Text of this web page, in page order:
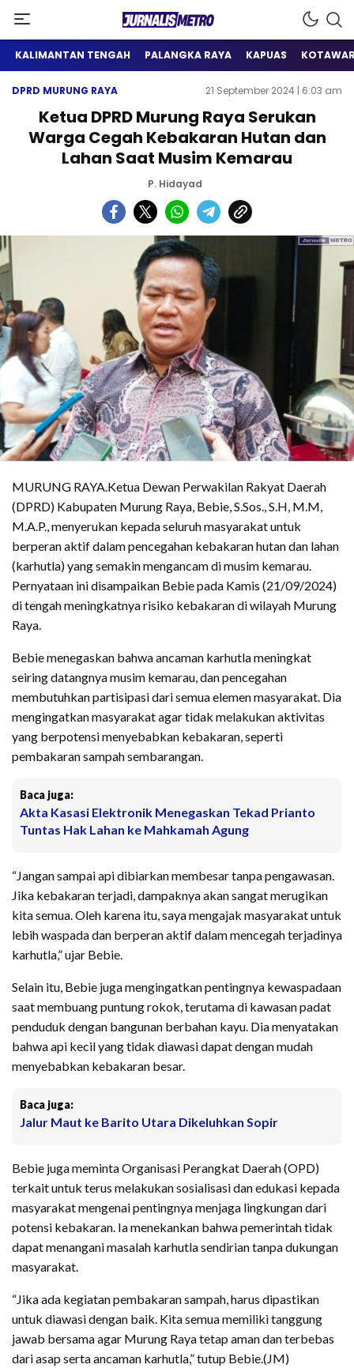
Jurnalis Metro
Satu Wadah Informasi
KALIMANTAN TENGAH PALANGKA RAYA KAPUAS
DPRD MURUNG RAYA 21 September 2024 | 6:03 am
Ketua DPRD Murung Raya Serukan
Warga Cegah Kebakaran Hutan dan
Lahan Saat Musim Kemarau
P. Hidayad
MURUNG RAYA.Ketua Dewan Perwakilan Rakyat Daerah
(DPRD) Kabupaten Murung Raya, Bebie, S.Sos., S.H, M.M,
M.A.P., menyerukan kepada seluruh masyarakat untuk
berperan aktif dalam pencegahan kebakaran hutan dan lahan
(karhutla) yang semakin mengancam di musim kemarau.
Pernyataan ini disampaikan Bebie pada Kamis (21/09/2024)
di tengah meningkatnya risiko kebakaran di wilayah Murung
Raya.
Bebie menegaskan bahwa ancaman karhutla meningkat
seiring datangnya musim kemarau, dan pencegahan
membutuhkan partisipasi dari semua elemen masyarakat. Dia
mengingatkan masyarakat agar tidak melakukan aktivitas
yang berpotensi menyebabkan kebakaran, seperti
pembakaran sampah sembarangan.
Baca juga:
Akta Kasasi Elektronik Menegaskan Tekad Prianto
Tuntas Hak Lahan ke Mahkamah Agung
“Jangan sampai api dibiarkan membesar tanpa pengawasan.
Jika kebakaran terjadi, dampaknya akan sangat merugikan
kita semua. Oleh karena itu, saya mengajak masyarakat untuk
lebih waspada dan berperan aktif dalam mencegah terjadinya
karhutla,” ujar Bebie.
Selain itu, Bebie juga mengingatkan pentingnya kewaspadaan
saat membuang puntung rokok, terutama di kawasan padat
penduduk dengan bangunan berbahan kayu. Dia menyatakan
bahwa api kecil yang tidak diawasi dapat dengan mudah
menyebabkan kebakaran besar.
Baca juga:
Jalur Maut ke Barito Utara Dikeluhkan Sopir
Bebie juga meminta Organisasi Perangkat Daerah (OPD)
terkait untuk terus melakukan sosialisasi dan edukasi kepada
masyarakat mengenai pentingnya menjaga lingkungan dari
potensi kebakaran. Ia menekankan bahwa pemerintah tidak
dapat menangani masalah karhutla sendirian tanpa dukungan
masyarakat.
“Jika ada kegiatan pembakaran sampah, harus dipastikan
untuk diawasi dengan baik. Kita semua memiliki tanggung
jawab bersama agar Murung Raya tetap aman dan terbebas
dari asap serta ancaman karhutla,” tutup Bebie.(JM)